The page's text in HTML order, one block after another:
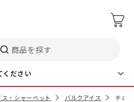
商品を探す
ください
ス・シャーベット バルクアイス チョ